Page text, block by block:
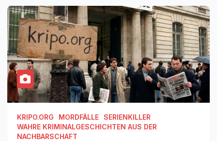
KRIPO.ORG MORDFÄLLE SERIENKILLER
WAHRE KRIMINALGESCHICHTEN AUS DER
NACHBARSCHAFT